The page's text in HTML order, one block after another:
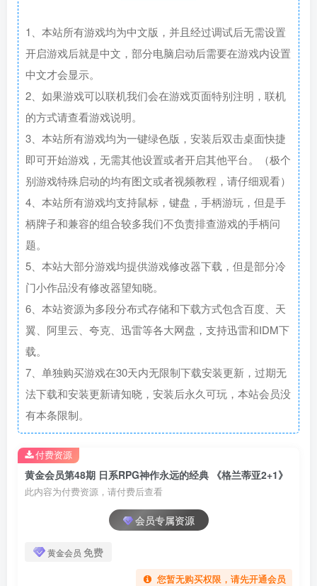
1、本站所有游戏均为中文版，并且经过调试后无需设置
开启游戏后就是中文，部分电脑启动后需要在游戏内设置
中文才会显示。
2、如果游戏可以联机我们会在游戏页面特别注明，联机
的方式请查看游戏说明。
3、本站所有游戏均为一键绿色版，安装后双击桌面快捷
即可开始游戏，无需其他设置或者开启其他平台。（极个
别游戏特殊启动的均有图文或者视频教程，请仔细观看）
4、本站所有游戏均支持鼠标，键盘，手柄游玩，但是手
柄牌子和兼容的组合较多我们不负责排查游戏的手柄问
题。
5、本站大部分游戏均提供游戏修改器下载，但是部分冷
门小作品没有修改器望知晓。
6、本站资源为多段分布式存储和下载方式包含百度、天
翼、阿里云、夸克、迅雷等各大网盘，支持迅雷和IDM下
载。
7、单独购买游戏在30天内无限制下载安装更新，过期无
法下载和安装更新请知晓，安装后永久可玩，本站会员没
有本条限制。
黄金会员第48期 日系RPG神作永远的经典 《格兰蒂亚2+1》
此内容为付费资源，请付费后查看
会员专属资源
黄金会员 免费
您暂无购买权限，请先开通会员
付费资源